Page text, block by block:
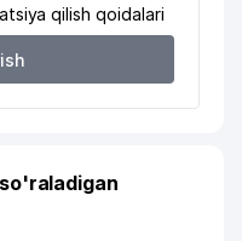
318 м
qilish qoidalari